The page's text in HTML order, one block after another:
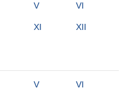
V VI
XI XII
V VI